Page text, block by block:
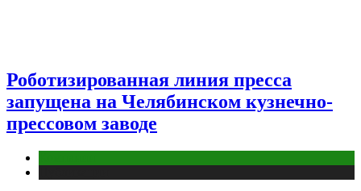
Роботизированная линия пресса
запущена на Челябинском кузнечно-
прессовом заводе